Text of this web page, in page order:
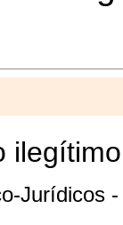
Jurídicos